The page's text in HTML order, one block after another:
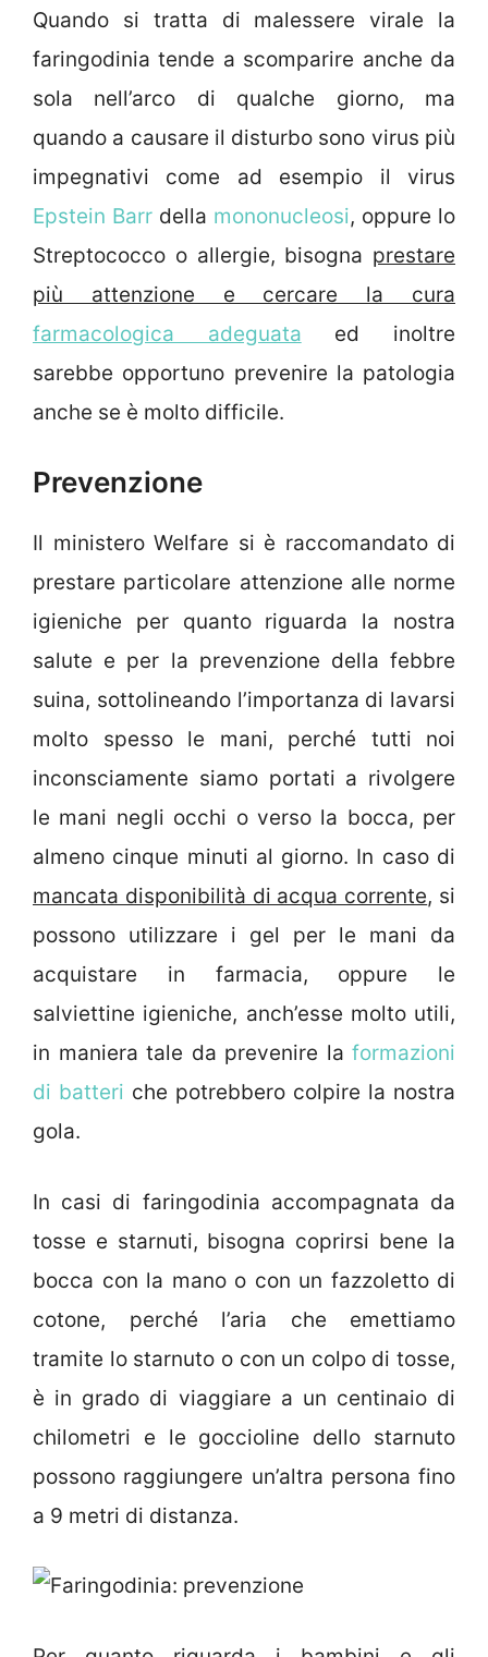
Quando si tratta di malessere virale la
faringodinia tende a scomparire anche da
sola nell’arco di qualche giorno, ma
quando a causare il disturbo sono virus più
impegnativi come ad esempio il virus
Epstein Barr della mononucleosi, oppure lo
Streptococco o allergie, bisogna prestare
più attenzione e cercare la cura
farmacologica adeguata ed inoltre
sarebbe opportuno prevenire la patologia
anche se è molto difficile.
Prevenzione
Il ministero Welfare si è raccomandato di
prestare particolare attenzione alle norme
igieniche per quanto riguarda la nostra
salute e per la prevenzione della febbre
suina, sottolineando l’importanza di lavarsi
molto spesso le mani, perché tutti noi
inconsciamente siamo portati a rivolgere
le mani negli occhi o verso la bocca, per
almeno cinque minuti al giorno. In caso di
mancata disponibilità di acqua corrente, si
possono utilizzare i gel per le mani da
acquistare in farmacia, oppure le
salviettine igieniche, anch’esse molto utili,
in maniera tale da prevenire la formazioni
di batteri che potrebbero colpire la nostra
gola.
In casi di faringodinia accompagnata da
tosse e starnuti, bisogna coprirsi bene la
bocca con la mano o con un fazzoletto di
cotone, perché l’aria che emettiamo
tramite lo starnuto o con un colpo di tosse,
è in grado di viaggiare a un centinaio di
chilometri e le goccioline dello starnuto
possono raggiungere un’altra persona fino
a 9 metri di distanza.